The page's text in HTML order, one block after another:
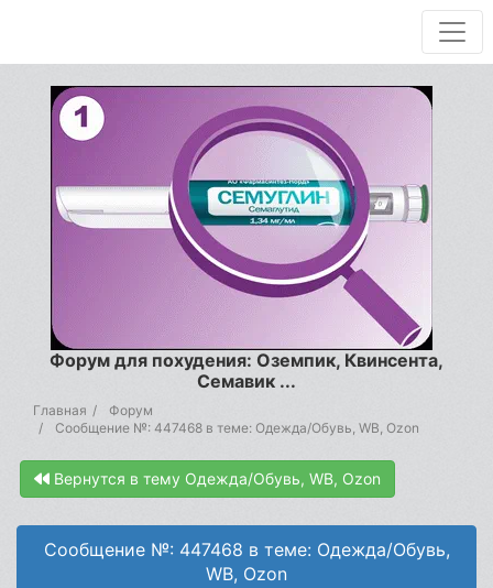
Форум для похудения: Оземпик, Квинсента,
Семавик ...
Главная
Форум
Сообщение №: 447468 в теме: Одежда/Обувь, WB, Ozon
Вернутся в тему Одежда/Обувь, WB, Ozon
Сообщение №: 447468 в теме: Одежда/Обувь,
WB, Ozon